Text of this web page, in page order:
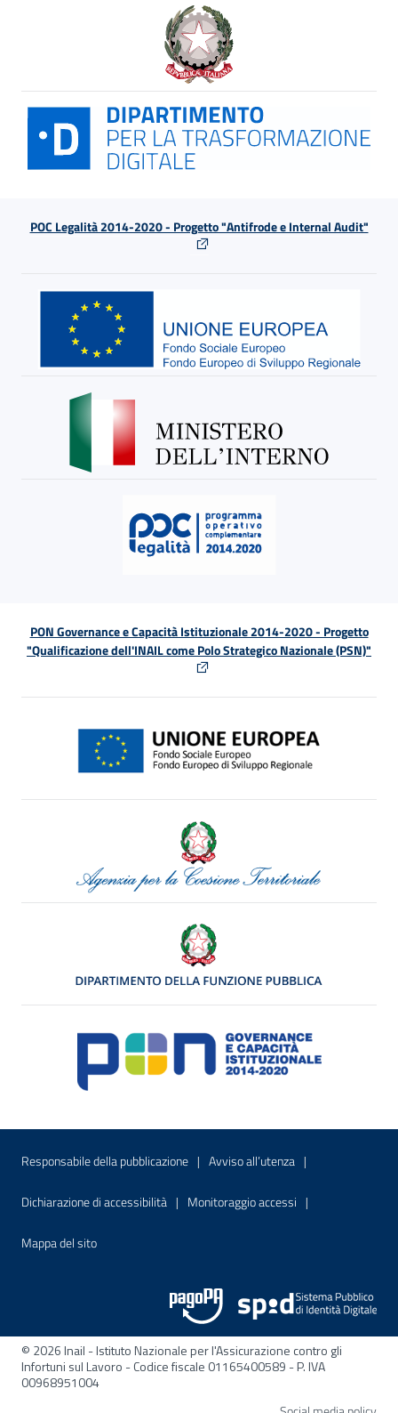
POC Legalità 2014-2020 - Progetto "Antifrode e Internal Audit"
PON Governance e Capacità Istituzionale 2014-2020 - Progetto
"Qualificazione dell'INAIL come Polo Strategico Nazionale (PSN)"
Menu di servizio
Responsabile della pubblicazione Sito interno - Apre in una nuova
Avviso all’utenza Sito interno -
Dichiarazione di accessibilità Sito interno - Apre in una nuova finestra
Monitoraggio accessi Sito interno -
Mappa del sitoSito interno - Apre nella stessa finestra
© 2026 Inail - Istituto Nazionale per l'Assicurazione contro gli
Infortuni sul Lavoro - Codice fiscale 01165400589 - P. IVA
00968951004